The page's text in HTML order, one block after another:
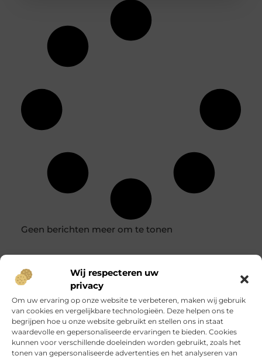
Wij respecteren uw
privacy
Om uw ervaring op onze website te verbeteren, maken wij gebruik
van cookies en vergelijkbare technologieën. Deze helpen ons te
begrijpen hoe u onze website gebruikt en stellen ons in staat
waardevolle en gepersonaliseerde ervaringen te bieden. Cookies
kunnen voor verschillende doeleinden worden gebruikt, zoals het
tonen van gepersonaliseerde advertenties en het analyseren van
Geen berichten meer om te tonen
Heb je vragen ofwil
je met ons
samenwerken?We